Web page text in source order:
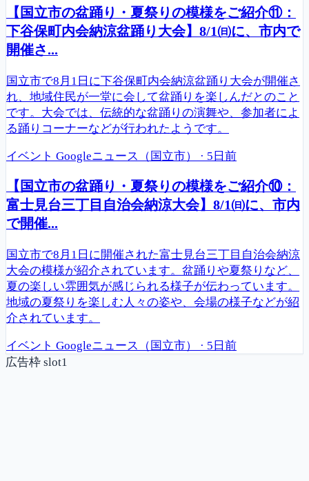
【国立市の盆踊り・夏祭りの模様をご紹介⑪：
下谷保町内会納涼盆踊り大会】8/1㈰に、市内で
開催さ...
国立市で8月1日に下谷保町内会納涼盆踊り大会が開催さ
れ、地域住民が一堂に会して盆踊りを楽しんだとのこと
です。大会では、伝統的な盆踊りの演舞や、参加者によ
る踊りコーナーなどが行われたようです。
イベント Googleニュース（国立市） · 5日前
【国立市の盆踊り・夏祭りの模様をご紹介⑩：
富士見台三丁目自治会納涼大会】8/1㈰に、市内
で開催...
国立市で8月1日に開催された富士見台三丁目自治会納涼
大会の模様が紹介されています。盆踊りや夏祭りなど、
夏の楽しい雰囲気が感じられる様子が伝わっています。
地域の夏祭りを楽しむ人々の姿や、会場の様子などが紹
介されています。
イベント Googleニュース（国立市） · 5日前
広告枠 slot1